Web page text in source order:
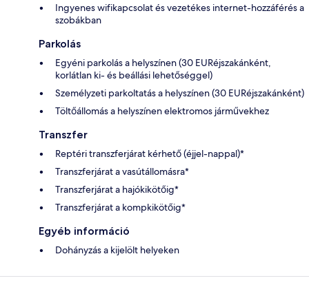
Ingyenes wifikapcsolat és vezetékes internet-hozzáférés a
szobákban
Parkolás
Egyéni parkolás a helyszínen (30 EURéjszakánként,
korlátlan ki- és beállási lehetőséggel)
Személyzeti parkoltatás a helyszínen (30 EURéjszakánként)
Töltőállomás a helyszínen elektromos járművekhez
Transzfer
Reptéri transzferjárat kérhető (éjjel-nappal)*
Transzferjárat a vasútállomásra*
Transzferjárat a hajókikötőig*
Transzferjárat a kompkikötőig*
Egyéb információ
Dohányzás a kijelölt helyeken